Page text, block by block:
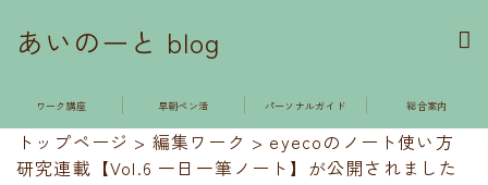
あいのーと blog
ワーク講座 早朝ペン活 パーソナルガイド 総合案内
トップページ > 編集ワーク > eyecoのノート使い方
研究連載【Vol.6 一日一筆ノート】が公開されました